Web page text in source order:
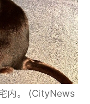
内。 (CityNews